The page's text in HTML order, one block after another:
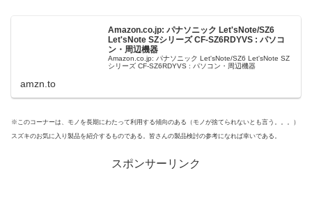
Amazon.co.jp: パナソニック Let'sNote/SZ6
Let'sNote SZシリーズ CF-SZ6RDYVS : パソコ
ン・周辺機器
Amazon.co.jp: パナソニック Let'sNote/SZ6 Let'sNote SZ
シリーズ CF-SZ6RDYVS : パソコン・周辺機器
amzn.to
※このコーナーは、モノを長期にわたって利用する傾向のある（モノが捨てられないとも言う。。。）
スズキのお気に入り製品を紹介するものである。皆さんの製品検討の参考になれば幸いである。
スポンサーリンク